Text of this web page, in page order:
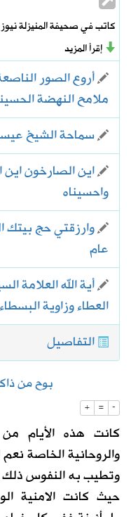
كاتب في صحيفة المنيزلة نيوز
إقرأ المزيد
أروع الصور
ملامح النهضة
سماحة الشيخ
اين الصارخون
واحسيناه
وارزقتي حج بيتك
عام
أية الله العلامة
العطاء وزاوية البسطاء
التفاصيل
بوح من
+ = -
كانت هذه الأيام من
والروحانية الخاصة
وتطيب به النفوس ذلك
حيث كانت الامنية